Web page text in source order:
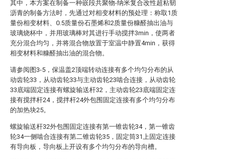
其中，本方案在制备一种嵌段共聚物-纳米复合改性超粘韧
沥青的制备方法时，先通过对相变材料的预处理：称取1质
量份相变材料、0.5质量份石墨烯和2质量份糠醛抽出油与
玻璃烧杯中，并用玻璃棒对其进行手动搅拌3min，使两者
充分混合均匀，并将混合物放置于室温中静置4min，获得
相变材料和糠醛抽出油的混合物。
请参阅图3-5，保温盖2顶端转动连接有多个均匀分布的从
动齿轮33，从动齿轮33与主动齿轮23啮合连接，从动齿轮
33底端固定连接有螺旋输送杆32，主动齿轮23底端固定连
接有搅拌杆24，搅拌杆24外包围固定连接有多个均匀分布
的加热块25。
螺旋输送杆32外包围固定连接有第一锥齿轮34，第一锥齿
轮34一侧啮合连接有第二锥齿轮35，固定筒31上固定连接
有导向板，导向板上开设有多个均匀分布的导向槽。